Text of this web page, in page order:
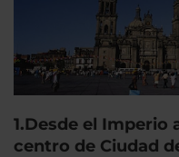
1.Desde el Imperio
centro de Ciudad